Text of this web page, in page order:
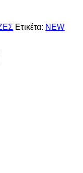
Ετικέτα: NEW